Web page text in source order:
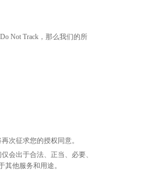
Not Track，那么我们的所
次征求您的授权同意。
会出于合法、正当、必要、
他服务和用途。